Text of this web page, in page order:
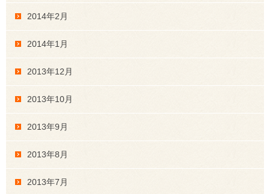
2014年2月
2014年1月
2013年12月
2013年10月
2013年9月
2013年8月
2013年7月